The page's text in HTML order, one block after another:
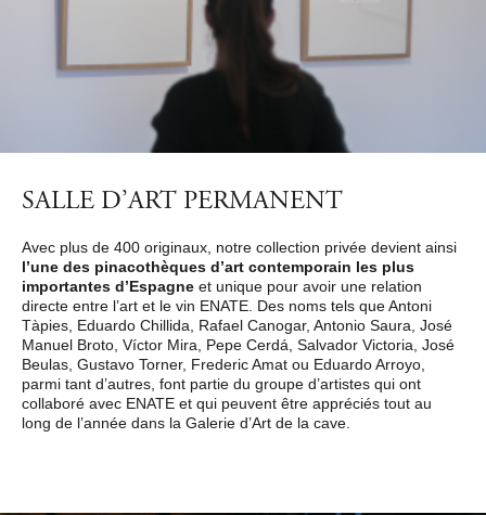
SALLE D’ART PERMANENT
Avec plus de 400 originaux, notre collection privée devient ainsi
l’une des pinacothèques d’art contemporain les plus
importantes d’Espagne et unique pour avoir une relation
directe entre l’art et le vin ENATE. Des noms tels que Antoni
Tàpies, Eduardo Chillida, Rafael Canogar, Antonio Saura, José
Manuel Broto, Víctor Mira, Pepe Cerdá, Salvador Victoria, José
Beulas, Gustavo Torner, Frederic Amat ou Eduardo Arroyo,
parmi tant d’autres, font partie du groupe d’artistes qui ont
collaboré avec ENATE et qui peuvent être appréciés tout au
long de l’année dans la Galerie d’Art de la cave.